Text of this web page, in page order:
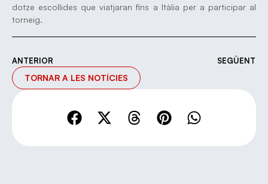
dotze escollides que viatjaran fins a Itàlia per a participar al
torneig.
ANTERIOR SEGÜENT
TORNAR A LES NOTÍCIES